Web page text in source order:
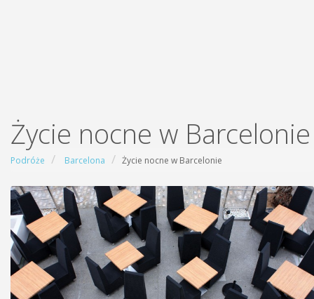
Życie nocne w Barcelonie
Podróże Barcelona Życie nocne w Barcelonie